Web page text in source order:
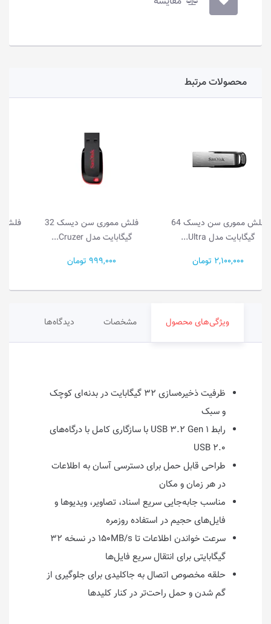
محصولات مرتبط
گیگابایت مدل Cruzer...
999,000 تومان
فلش مموری ای دیتا مدل UR350
• ظرفیت 128G...
2,950,000 تومان
ویژگی‌های محصول مشخصات دیدگاه‌ها
ظرفیت ذخیره‌سازی ۳۲ گیگابایت در بدنه‌ای کوچک
و سبک
رابط USB ۳.۲ Gen ۱ با سازگاری کامل با درگاه‌های
USB ۲.۰
طراحی قابل حمل برای دسترسی آسان به اطلاعات
در هر زمان و مکان
مناسب جابه‌جایی سریع اسناد، تصاویر، ویدیوها و
فایل‌های حجیم در استفاده روزمره
سرعت خواندن اطلاعات تا ۱۵۰MB/s در نسخه ۳۲
گیگابایتی برای انتقال سریع فایل‌ها
حلقه مخصوص اتصال به جاکلیدی برای جلوگیری از
گم شدن و حمل راحت‌تر در کنار کلیدها